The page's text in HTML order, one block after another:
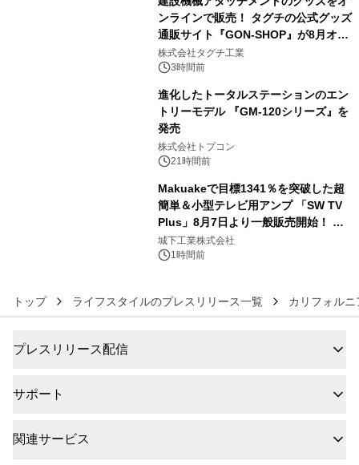
ンラインで販売！ タグチの公式グッズ
通販サイト『GON-SHOP』が8月オー
プン
株式会社タグチ工業
3時間前
進化したトータルステーションのエン
トリーモデル 『GM-120シリーズ』を
発売
株式会社トプコン
21時間前
Makuakeで目標1341％を突破した超
簡単＆小型テレビ用アンプ 「SW TV
Plus」8月7日より一般販売開始！ ケ
ーブル1本つなぐだけ、テレビの音が
ぐっと豊かに
城下工業株式会社
1時間前
トップ ライフスタイルのプレスリリース一覧 カリフォル
プレスリリース配信
サポート
関連サービス